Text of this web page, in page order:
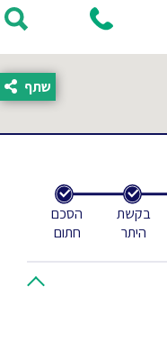
שתף
בקשת
היתר
הסכם
חתום